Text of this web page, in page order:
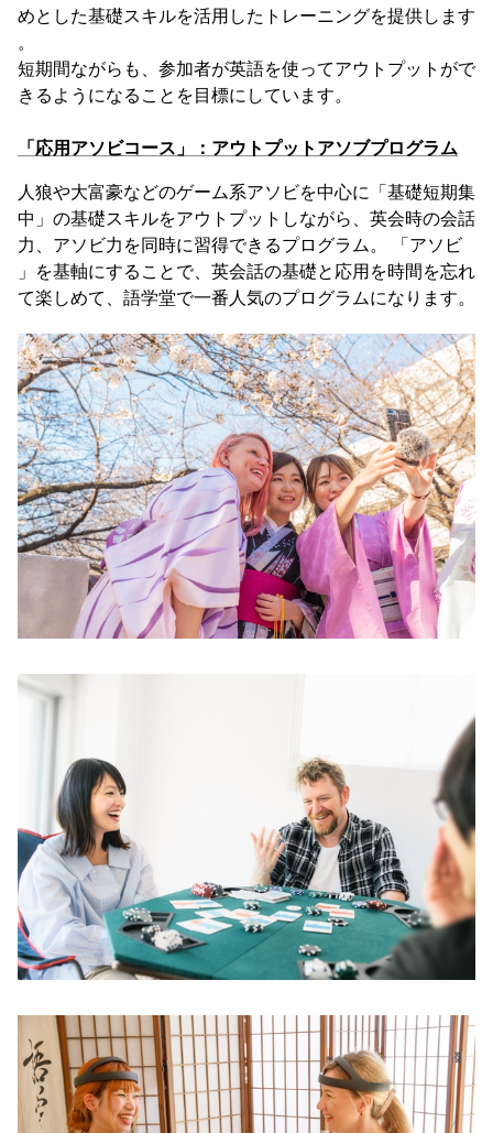
めとした基礎スキルを活用したトレーニングを提供します
。
短期間ながらも、参加者が英語を使ってアウトプットがで
きるようになることを目標にしています。
「応用アソビコース」：アウトプットアソブプログラム
人狼や大富豪などのゲーム系アソビを中心に「基礎短期集
中」の基礎スキルをアウトプットしながら、英会時の会話
力、アソビ力を同時に習得できるプログラム。 「アソビ
」を基軸にすることで、英会話の基礎と応用を時間を忘れ
て楽しめて、語学堂で一番人気のプログラムになります。